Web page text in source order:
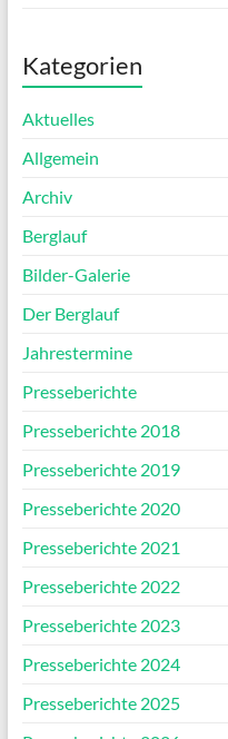
Kategorien
Aktuelles
Allgemein
Archiv
Berglauf
Bilder-Galerie
Der Berglauf
Jahrestermine
Presseberichte
Presseberichte 2018
Presseberichte 2019
Presseberichte 2020
Presseberichte 2021
Presseberichte 2022
Presseberichte 2023
Presseberichte 2024
Presseberichte 2025